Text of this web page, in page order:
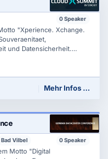
0 Speaker
"Xperience. Xchange.
und Datensicherheit.
nach
Partner Summit am 16.
Mehr Infos …
Bad Vilbel 0 Speaker
Motto "Digital